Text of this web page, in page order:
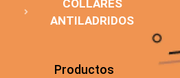
COLLARES
ANTILADRIDOS
Productos